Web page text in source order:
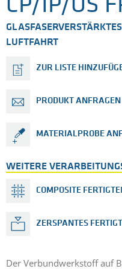
CP/IP/OS
LUFTFAHRT
ZUR LISTE
PRODUKT ANFRAGEN
MATERIALPROBE
WEITERE
COMPOSITE
ZERSPANTES
Der Verbundwerkstoff auf